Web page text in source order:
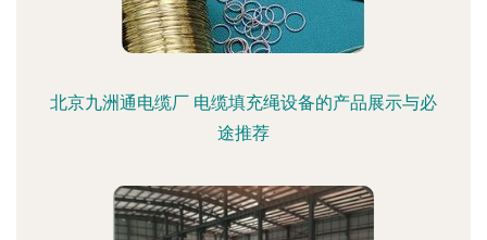
北京九洲通电缆厂 电缆填充绳设备的产品展示与必
途推荐